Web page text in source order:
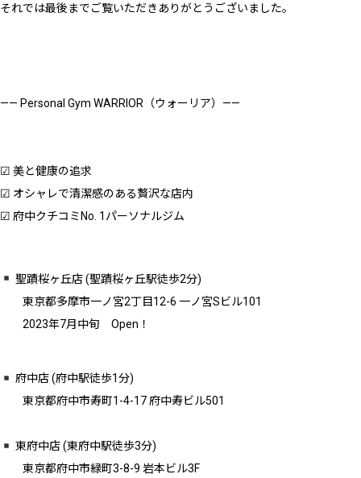
それでは最後までご覧いただきありがとうございました。
—— Personal Gym WARRIOR（ウォーリア）——
☑︎ 美と健康の追求
☑︎ オシャレで清潔感のある贅沢な店内
☑︎ 府中クチコミNo. 1パーソナルジム
聖蹟桜ヶ丘店 (聖蹟桜ヶ丘駅徒歩2分)
東京都多摩市一ノ宮2丁目12-6 一ノ宮Sビル101
2023年7月中旬 Open！
府中店 (府中駅徒歩1分)
東京都府中市寿町1-4-17 府中寿ビル501
東府中店 (東府中駅徒歩3分)
東京都府中市緑町3-8-9 岩本ビル3F